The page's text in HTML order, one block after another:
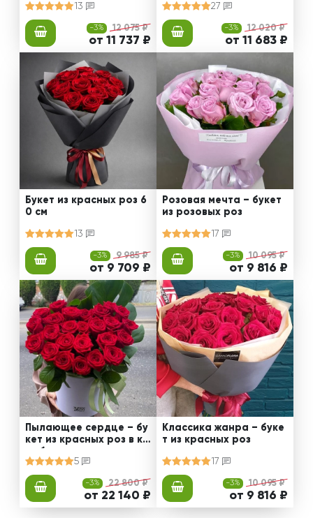
13
-3% 12 075 ₽
от 11 737 ₽
27
-3% 12 020 ₽
от 11 683 ₽
Букет из красных роз 6
0 см
13
-3% 9 985 ₽
от 9 709 ₽
Розовая мечта – букет
из розовых роз
17
-3% 10 095 ₽
от 9 816 ₽
Пылающее сердце – бу
кет из красных роз в ко
робке
5
-3% 22 800 ₽
от 22 140 ₽
Классика жанра – буке
т из красных роз
17
-3% 10 095 ₽
от 9 816 ₽